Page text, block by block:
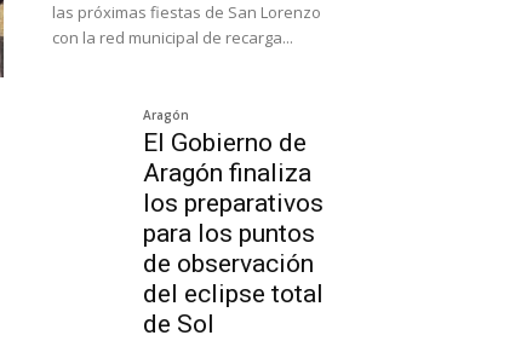
las próximas fiestas de San Lorenzo
con la red municipal de recarga...
Aragón
El Gobierno de
Aragón finaliza
los preparativos
para los puntos
de observación
del eclipse total
de Sol